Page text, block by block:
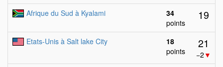
Afrique du Sud à Kyalami
34
points
19
Etats-Unis à Salt lake City
18
points
21
−2 ▼